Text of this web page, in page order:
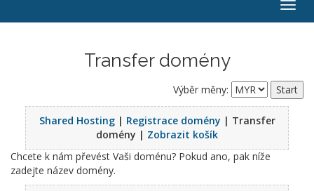
Transfer domény
Výběr měny:
Shared Hosting| Registrace domény | Transfer
domény | Zobrazit košík
Chcete k nám převést Vaši doménu? Pokud ano, pak níže
zadejte název domény.